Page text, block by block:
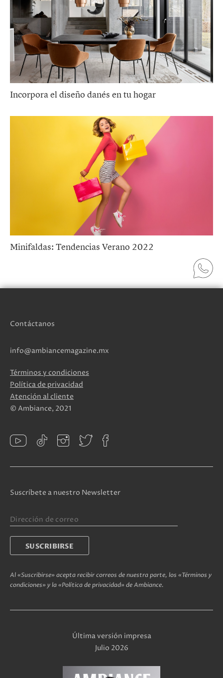
Incorpora el diseño danés en tu hogar
Minifaldas: Tendencias Verano 2022
Contáctanos
info@ambiancemagazine.mx
Términos y condiciones
Política de privacidad
Atención al cliente
© Ambiance, 2021
Suscríbete a nuestro Newsletter
Al «Suscribirse» acepta recibir correos de nuestra parte, los «Términos y
condiciones» y la «Política de privacidad» de Ambiance.
Última versión impresa
Julio 2026